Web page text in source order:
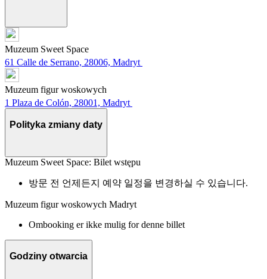
Muzeum Sweet Space
61 Calle de Serrano, 28006, Madryt
Muzeum figur woskowych
1 Plaza de Colón, 28001, Madryt
Polityka zmiany daty
Muzeum Sweet Space: Bilet wstępu
방문 전 언제든지 예약 일정을 변경하실 수 있습니다.
Muzeum figur woskowych Madryt
Ombooking er ikke mulig for denne billet
Godziny otwarcia